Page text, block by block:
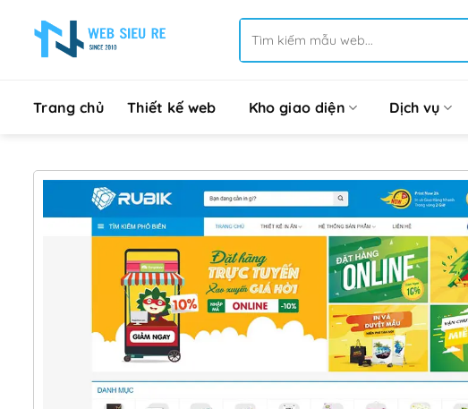
kiếm:
Trang chủ Thiết kế web Kho giao diện Dịch vụ